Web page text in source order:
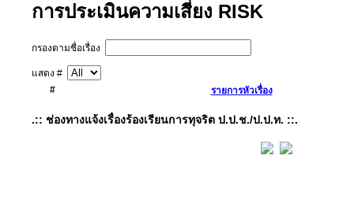
การประเมินความเสี่ยง RISK
กรองตามชื่อเรื่อง
แสดง #
#
รายการหัวเรื่อง
.:: ช่องทางแจ้งเรื่องร้องเรียนการทุจริต ป.ป.ช./ป.ป.ท. ::.